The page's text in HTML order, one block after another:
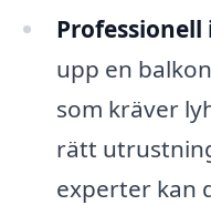
upp en
som kräver
rätt
experter kan